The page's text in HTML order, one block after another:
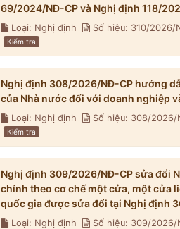
69/2024/NĐ-CP và Nghị định 118/
Loại: Nghị định Số hiệu: 310/2026/
Kiểm tra
Nghị định 308/2026/NĐ-CP hướng
của Nhà nước đối với doanh nghiệp
Loại: Nghị định Số hiệu: 308/2026/
Kiểm tra
Nghị định 309/2026/NĐ-CP sửa đổi
chính theo cơ chế một cửa, một cửa
quốc gia được sửa đổi tại Nghị định
Loại: Nghị định Số hiệu: 309/2026/